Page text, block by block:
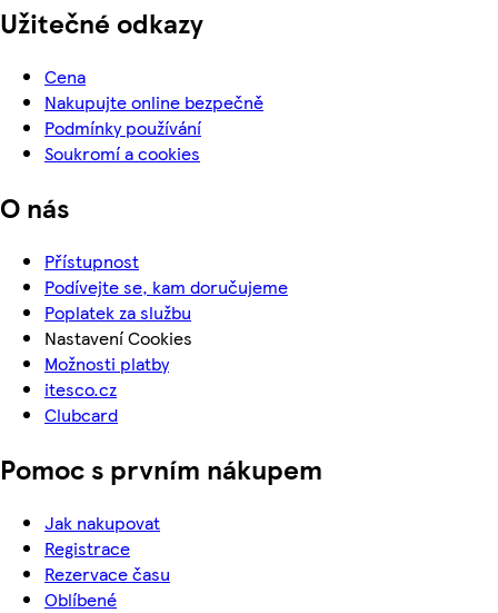
Užitečné odkazy
Cena
Nakupujte online bezpečně
Podmínky používání
Soukromí a cookies
O nás
Přístupnost
Podívejte se, kam doručujeme
Poplatek za službu
Nastavení Cookies
Možnosti platby
itesco.cz
Clubcard
Pomoc s prvním nákupem
Jak nakupovat
Registrace
Rezervace času
Oblíbené